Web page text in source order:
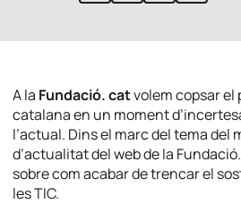
A la Fundació. catvolem copsar el
catalana en un moment
l’actual. Dins el marc del tema del
d’actualitat del web de la
sobre com acabar de trencar el
les TIC.